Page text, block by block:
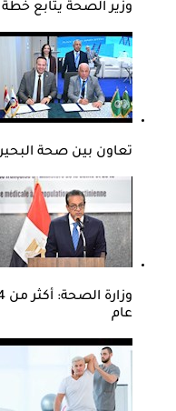
وزير الصحة يتابع خطة
تعاون بين صحة البحيرة
عام